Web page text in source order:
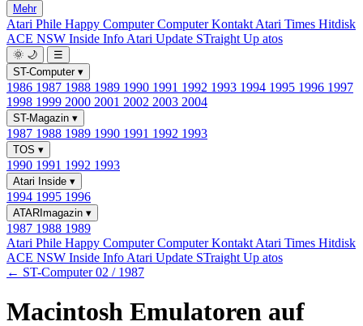
Mehr
Atari Phile Happy ComputerComputer Kontakt Atari Times Hitdisk
ACE NSW Inside Info Atari Update STraight Up atos
🌞 🌙
☰
ST-Computer ▾
1986 1987 1988 1989 1990 1991 1992 1993 1994 1995 1996 1997
1998 1999 2000 2001 2002 2003 2004
ST-Magazin ▾
1987 1988 1989 1990 1991 1992 1993
TOS ▾
1990 1991 1992 1993
Atari Inside ▾
1994 1995 1996
ATARImagazin ▾
1987 1988 1989
Atari Phile Happy ComputerComputer Kontakt Atari Times Hitdisk
ACE NSW Inside Info Atari Update STraight Up atos
← ST-Computer 02 / 1987
Macintosh Emulatoren auf